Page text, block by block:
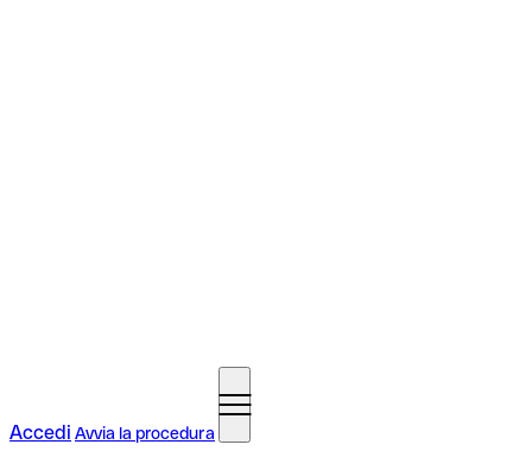
Accedi Avvia la procedura